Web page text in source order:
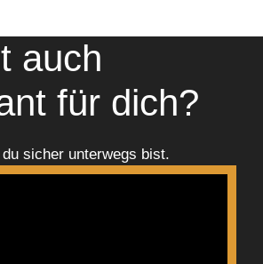
auch
für dich?
sicher unterwegs bist.